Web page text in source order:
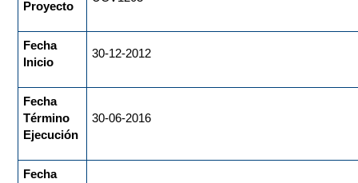
Proyecto
Fecha
Inicio
30-12-2012
Fecha
Término
Ejecución
30-06-2016
Fecha